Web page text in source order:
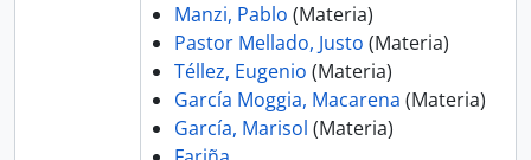
Manzi, Pablo (Materia)
Pastor Mellado, Justo (Materia)
Téllez, Eugenio (Materia)
García Moggia, Macarena (Materia)
García, Marisol (Materia)